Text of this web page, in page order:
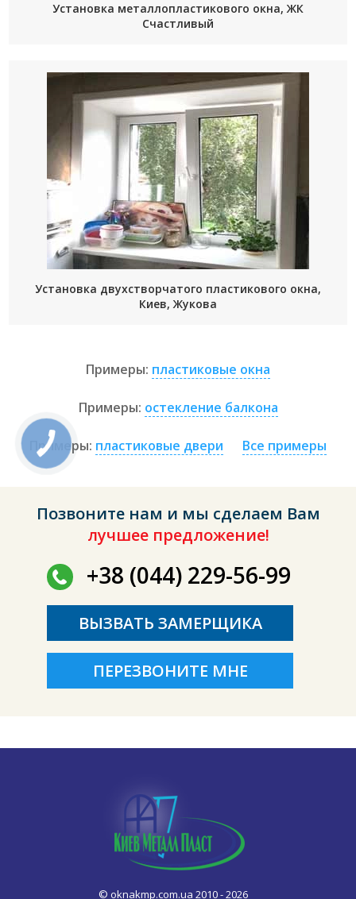
Установка металлопластикового окна, ЖК
Счастливый
Установка двухстворчатого пластикового окна,
Киев, Жукова
Примеры: пластиковые окна
Примеры: остекление балкона
Примеры: пластиковые двери Все примеры
Позвоните нам и мы сделаем Вам
лучшее предложение!
+38 (044) 229-56-99
ВЫЗВАТЬ ЗАМЕРЩИКА
ПЕРЕЗВОНИТЕ МНЕ
© oknakmp.com.ua 2010 - 2026